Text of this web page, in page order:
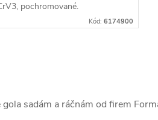
pochromované.
Kód: 6174900
sadám a ráčnám od firem